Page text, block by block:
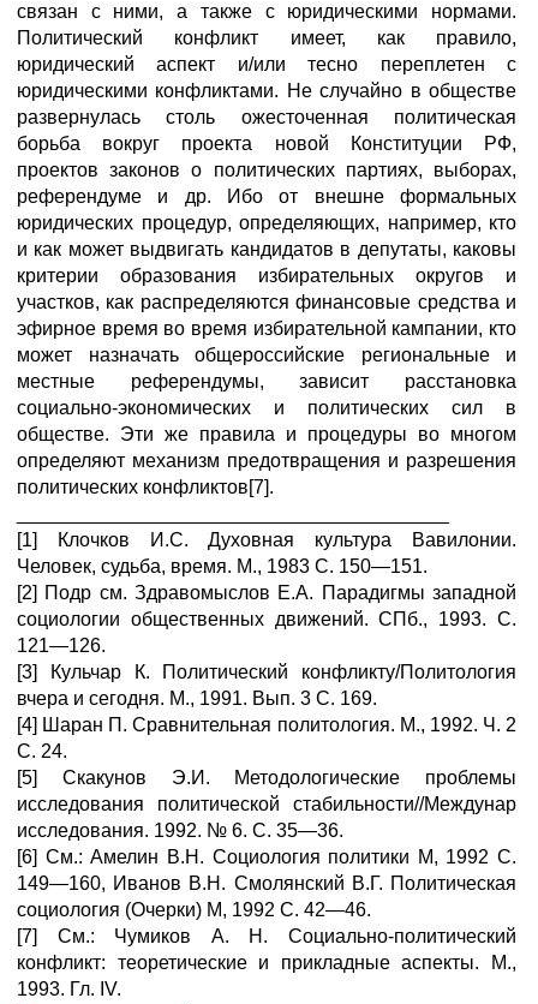
связан с ними, а также с юридическими нормами.
Политический конфликт имеет, как правило,
юридический аспект и/или тесно переплетен с
юридическими конфликтами. Не случайно в обществе
развернулась столь ожесточенная политическая
борьба вокруг проекта новой Конституции РФ,
проектов законов о политических партиях, выборах,
референдуме и др. Ибо от внешне формальных
юридических процедур, определяющих, например, кто
и как может выдвигать кандидатов в депутаты, каковы
критерии образования избирательных округов и
участков, как распределяются финансовые средства и
эфирное время во время избирательной кампании, кто
может назначать общероссийские региональные и
местные референдумы, зависит расстановка
социально-экономических и политических сил в
обществе. Эти же правила и процедуры во многом
определяют механизм предотвращения и разрешения
политических конфликтов[7].
[1] Клочков И.С. Духовная культура Вавилонии.
Человек, судьба, время. М., 1983 С. 150—151.
[2] Подр см. Здравомыслов Е.А. Парадигмы западной
социологии общественных движений. СПб., 1993. С.
121—126.
[3] Кульчар К. Политический конфликту/Политология
вчера и сегодня. М., 1991. Вып. 3 С. 169.
[4] Шаран П. Сравнительная политология. М., 1992. Ч. 2
С. 24.
[5] Скакунов Э.И. Методологические проблемы
исследования политической стабильности//Междунар
исследования. 1992. № 6. С. 35—36.
[6] См.: Амелин В.Н. Социология политики М, 1992 С.
149—160, Иванов В.Н. Смолянский В.Г. Политическая
социология (Очерки) М, 1992 С. 42—46.
[7] См.: Чумиков А. Н. Социально-политический
конфликт: теоретические и прикладные аспекты. М.,
1993. Гл. IV.